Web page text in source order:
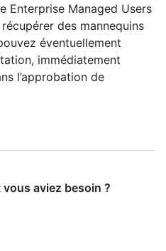
Enterprise Managed Users
des mannequins
éventuellement
immédiatement
l’approbation de
aviez besoin ?